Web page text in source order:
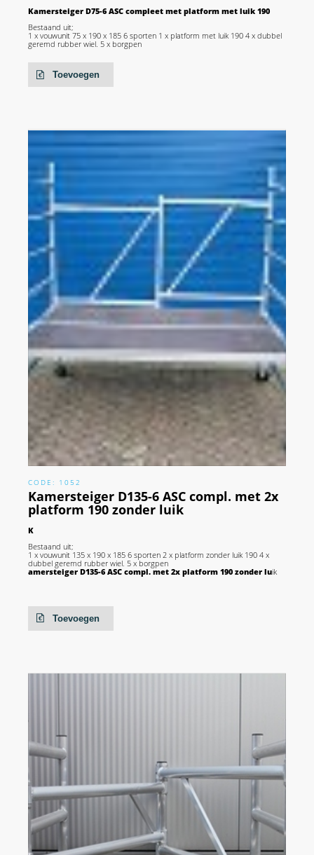
Kamersteiger D75-6 ASC compleet met platform met luik 190
Bestaand uit;
1 x vouwunit 75 x 190 x 185 6 sporten 1 x platform met luik 190 4 x dubbel
geremd rubber wiel. 5 x borgpen
Toevoegen
CODE: 1052
Kamersteiger D135-6 ASC compl. met 2x
platform 190 zonder luik
K
Bestaand uit;
1 x vouwunit 135 x 190 x 185 6 sporten 2 x platform zonder luik 190 4 x
dubbel geremd rubber wiel. 5 x borgpen
amersteiger D135-6 ASC compl. met 2x platform 190 zonder luik
Toevoegen